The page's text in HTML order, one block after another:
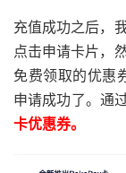
充值成功之后，
点击申请卡片，
免费领取的优惠
申请成功了。通
卡优惠券。